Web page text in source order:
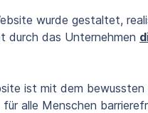
wurde gestaltet,
durch das Unternehmen
ist mit dem
alle Menschen